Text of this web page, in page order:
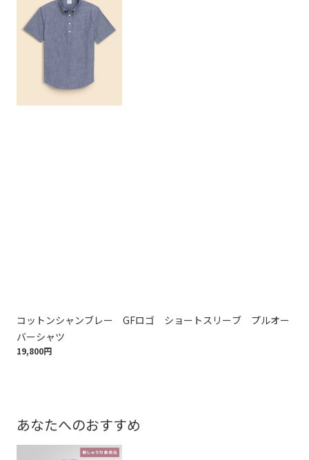
コットンシャンブレー GFロゴ ショートスリーブ プルオー
バーシャツ
19,800円
あなたへのおすすめ